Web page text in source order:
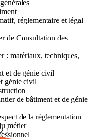
réglementaire et légal
de Consultation des
: matériaux, techniques,
et de génie civil
génie civil
de bâtiment et de génie
de la règlementation
métier
!